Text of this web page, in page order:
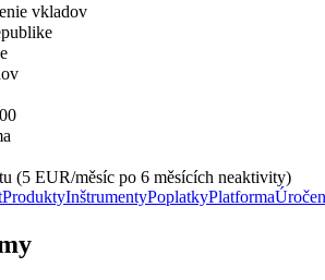
vkladov
(5 EUR/měsíc po 6 měsících neaktivity)
ProduktyInštrumentyPoplatkyPlatforma